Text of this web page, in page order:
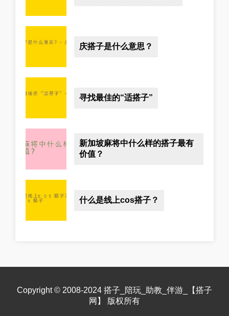
庆搭子是什么意思？
寻找最佳的“适搭子”
新加坡麻将中什么样的搭子最有
价值？
什么是线上cos搭子？
Copyright © 2008-2024 搭子_陪玩_助教_伴游_【搭子
网】 版权所有